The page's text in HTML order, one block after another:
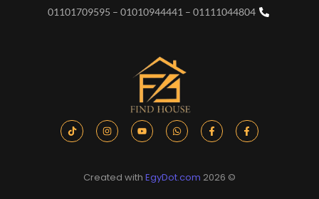
01111044804 – 01010944441 – 01101709595
© 2026 Created with
EgyDot.com